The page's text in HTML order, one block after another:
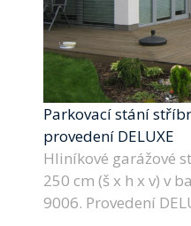
Parkovací stání
provedení DELUXE
Hliníkové garážové
250 cm (š x h x v) v
9006. Provedení